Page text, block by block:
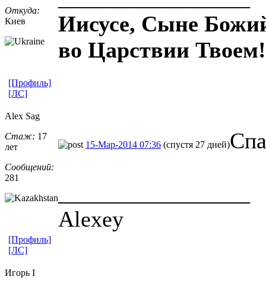
Откуда:
Киев
Иисусе, Сыне
во Царствии Твоем!
[Профиль]
[ЛС]
Alex Sag
Стаж: 17
лет
Сообщений:
281
15-Мар-2014 07:36 (спустя 27 дней)
Alexey
[Профиль]
[ЛС]
Игорь I